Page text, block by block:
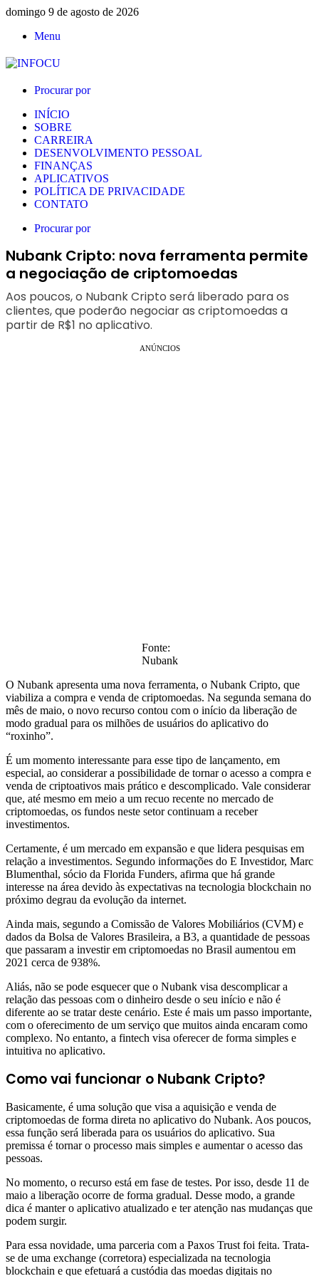
domingo 9 de agosto de 2026
Menu
Procurar por
INÍCIO
SOBRE
CARREIRA
DESENVOLVIMENTO PESSOAL
FINANÇAS
APLICATIVOS
POLÍTICA DE PRIVACIDADE
CONTATO
Procurar por
Nubank Cripto: nova ferramenta permite
a negociação de criptomoedas
Aos poucos, o Nubank Cripto será liberado para os
clientes, que poderão negociar as criptomoedas a
partir de R$1 no aplicativo.
ANÚNCIOS
Fonte:
Nubank
O Nubank apresenta uma nova ferramenta, o Nubank Cripto, que
viabiliza a compra e venda de criptomoedas. Na segunda semana do
mês de maio, o novo recurso contou com o início da liberação de
modo gradual para os milhões de usuários do aplicativo do
“roxinho”.
É um momento interessante para esse tipo de lançamento, em
especial, ao considerar a possibilidade de tornar o acesso a compra e
venda de criptoativos mais prático e descomplicado. Vale considerar
que, até mesmo em meio a um recuo recente no mercado de
criptomoedas, os fundos neste setor continuam a receber
investimentos.
Certamente, é um mercado em expansão e que lidera pesquisas em
relação a investimentos. Segundo informações do E Investidor, Marc
Blumenthal, sócio da Florida Funders, afirma que há grande
interesse na área devido às expectativas na tecnologia blockchain no
próximo degrau da evolução da internet.
Ainda mais, segundo a Comissão de Valores Mobiliários (CVM) e
dados da Bolsa de Valores Brasileira, a B3, a quantidade de pessoas
que passaram a investir em criptomoedas no Brasil aumentou em
2021 cerca de 938%.
Aliás, não se pode esquecer que o Nubank visa descomplicar a
relação das pessoas com o dinheiro desde o seu início e não é
diferente ao se tratar deste cenário. Este é mais um passo importante,
com o oferecimento de um serviço que muitos ainda encaram como
complexo. No entanto, a fintech visa oferecer de forma simples e
intuitiva no aplicativo.
Como vai funcionar o Nubank Cripto?
Basicamente, é uma solução que visa a aquisição e venda de
criptomoedas de forma direta no aplicativo do Nubank. Aos poucos,
essa função será liberada para os usuários do aplicativo. Sua
premissa é tornar o processo mais simples e aumentar o acesso das
pessoas.
No momento, o recurso está em fase de testes. Por isso, desde 11 de
maio a liberação ocorre de forma gradual. Desse modo, a grande
dica é manter o aplicativo atualizado e ter atenção nas mudanças que
podem surgir.
Para essa novidade, uma parceria com a Paxos Trust foi feita. Trata-
se de uma exchange (corretora) especializada na tecnologia
blockchain e que efetuará a custódia das moedas digitais no